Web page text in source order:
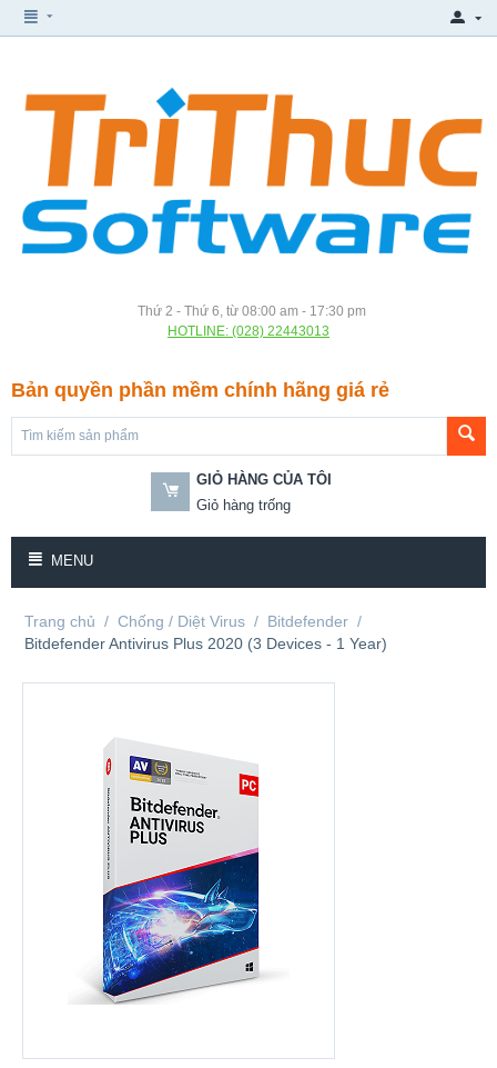
Thứ 2 - Thứ 6, từ 08:00 am - 17:30 pm
HOTLINE: (028) 22443013
Bản quyền phần mềm chính hãng giá rẻ
GIỎ HÀNG CỦA TÔI
Giỏ hàng trống
MENU
Trang chủ / Chống / Diệt Virus / Bitdefender /
Bitdefender Antivirus Plus 2020 (3 Devices - 1 Year)